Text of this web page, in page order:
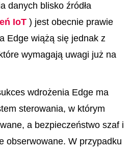
danych blisko źródła
IoT ) jest obecnie prawie
Edge wiążą się jednak z
wymagają uwagi już na
wdrożenia Edge ma
sterowania, w którym
a bezpieczeństwo szaf i
obserwowane. W przypadku